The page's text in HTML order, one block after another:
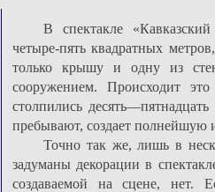
В спектакле
четыре-пять квадратных
только крышу и одну из
сооружением. Происходит
столпились
пребывают, создает полнейшую
Точно так же, лишь в
задуманы декорации в
создаваемой на сцене, нет.